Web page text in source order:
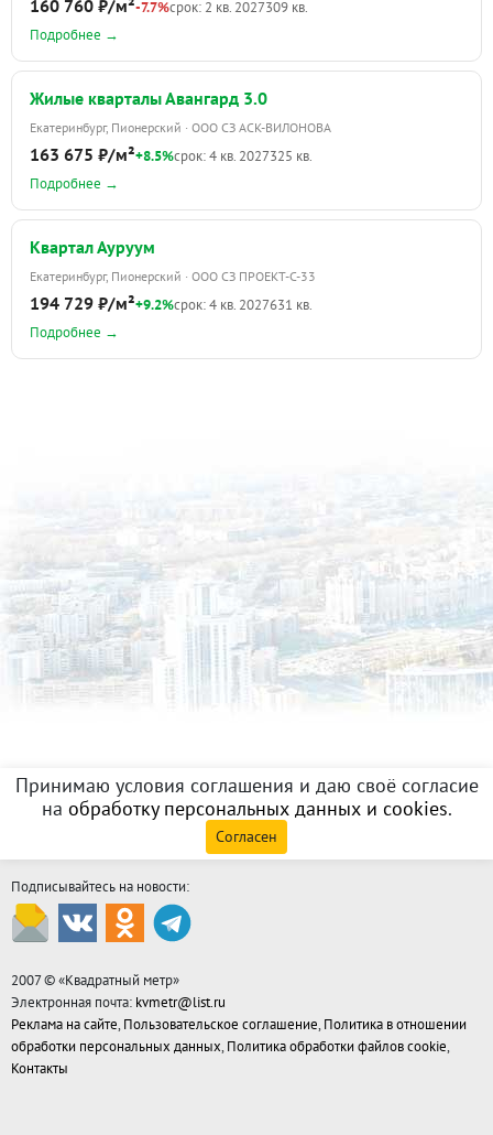
160 760 ₽/м²-7.7%срок: 2 кв. 2027309 кв.
Подробнее →
Жилые кварталы Авангард 3.0
Екатеринбург, Пионерский · ООО СЗ АСК-ВИЛОНОВА
163 675 ₽/м²+8.5%срок: 4 кв. 2027325 кв.
Подробнее →
Квартал Ауруум
Екатеринбург, Пионерский · ООО СЗ ПРОЕКТ-С-33
194 729 ₽/м²+9.2%срок: 4 кв. 2027631 кв.
Подробнее →
Принимаю условия соглашения и даю своё согласие
на обработку персональных данных и cookies.
Согласен
Подписывайтесь на новости:
2007 © «Квадратный метр»
Электронная почта: kvmetr@list.ru
Реклама на сайте, Пользовательское соглашение, Политика в отношении
обработки персональных данных, Политика обработки файлов cookie,
Контакты